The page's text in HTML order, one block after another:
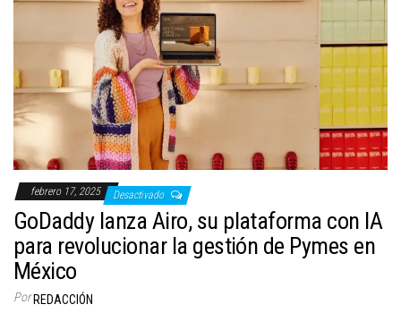
febrero 17, 2025 Desactivado
GoDaddy lanza Airo, su plataforma con IA
para revolucionar la gestión de Pymes en
México
Por REDACCIÓN